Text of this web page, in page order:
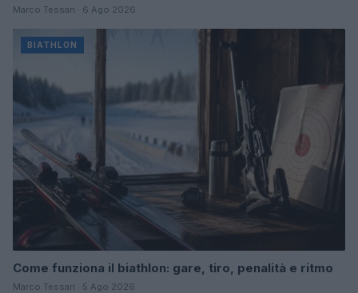
Marco Tessari · 6 Ago 2026
BIATHLON
Come funziona il biathlon: gare, tiro, penalità e ritmo
Marco Tessari · 5 Ago 2026